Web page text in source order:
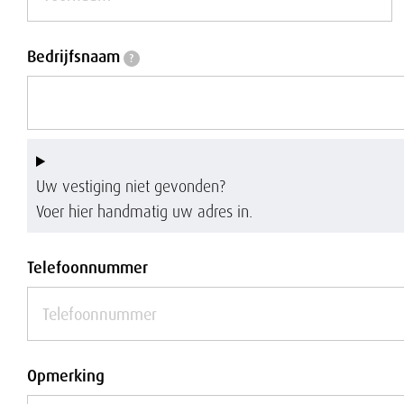
Bedrijfsnaam
Bedrijfsnaam ?
Uw vestiging niet gevonden?
Voer hier handmatig uw adres in.
Telefoonnummer
Opmerking